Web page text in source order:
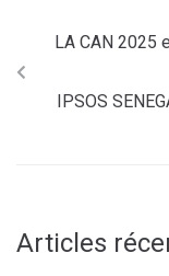
LA CAN 2025
IPSOS
Articles